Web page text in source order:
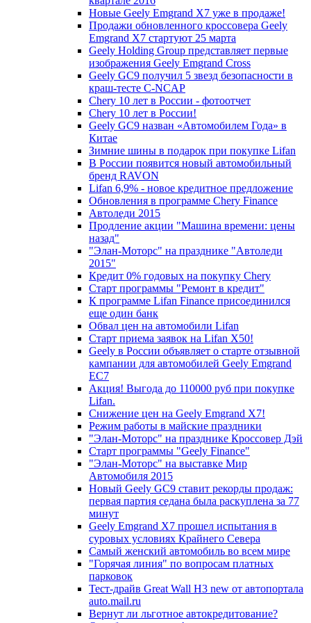
Новые Geely Emgrand X7 уже в продаже!
Продажи обновленного кроссовера Geely
Emgrand X7 стартуют 25 марта
Geely Holding Group представляет первые
изображения Geely Emgrand Cross
Geely GC9 получил 5 звезд безопасности в
краш-тесте C-NCAP
Chery 10 лет в России - фотоотчет
Chery 10 лет в России!
Geely GC9 назван «Автомобилем Года» в
Китае
Зимние шины в подарок при покупке Lifan
В России появится новый автомобильный
бренд RAVON
Lifan 6,9% - новое кредитное предложение
Обновления в программе Chery Finance
Автоледи 2015
Продление акции "Машина времени: цены
назад"
"Элан-Моторс" на празднике "Автоледи
2015"
Кредит 0% годовых на покупку Chery
Старт программы "Ремонт в кредит"
К программе Lifan Finance присоединился
еще один банк
Обвал цен на автомобили Lifan
Старт приема заявок на Lifan X50!
Geely в России объявляет о старте отзывной
кампании для автомобилей Geely Emgrand
EC7
Акция! Выгода до 110000 руб при покупке
Lifan.
Снижение цен на Geely Emgrand X7!
Режим работы в майские праздники
"Элан-Моторс" на празднике Кроссовер Дэй
Старт программы "Geely Finance"
"Элан-Моторс" на выставке Мир
Автомобиля 2015
Новый Geely GC9 ставит рекорды продаж:
первая партия седана была раскуплена за 77
минут
Geely Emgrand X7 прошел испытания в
суровых условиях Крайнего Севера
Самый женский автомобиль во всем мире
"Горячая линия" по вопросам платных
парковок
Тест-драйв Great Wall H3 new от автопортала
auto.mail.ru
Вернут ли льготное автокредитование?